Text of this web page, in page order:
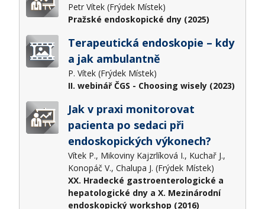
Petr Vítek (Frýdek Místek)
Pražské endoskopické dny (2025)
Terapeutická endoskopie – kdy
a jak ambulantně
P. Vítek (Frýdek Místek)
II. webinář ČGS - Choosing wisely (2023)
Jak v praxi monitorovat
pacienta po sedaci při
endoskopických výkonech?
Vítek P., Mikoviny Kajzrlíková I., Kuchař J.,
Konopáč V., Chalupa J. (Frýdek Místek)
XX. Hradecké gastroenterologické a
hepatologické dny a X. Mezinárodní
endoskopický workshop (2016)